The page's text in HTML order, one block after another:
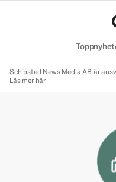
Schibsted News Media AB är
Läs mer här